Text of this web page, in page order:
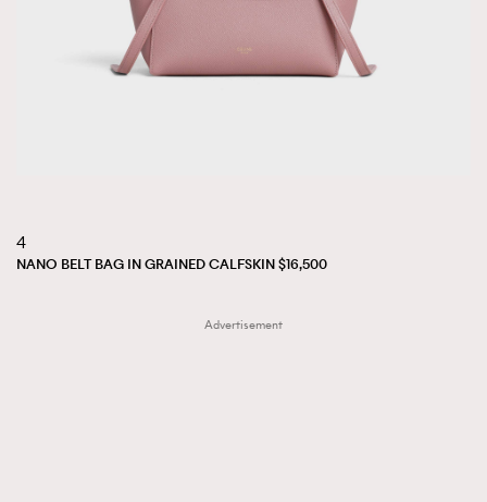
4
NANO BELT BAG IN GRAINED CALFSKIN $16,500
Advertisement